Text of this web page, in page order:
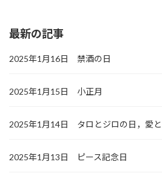
最新の記事
2025年1月16日 禁酒の日
2025年1月15日 小正月
2025年1月14日 タロとジロの日，愛
2025年1月13日 ピース記念日